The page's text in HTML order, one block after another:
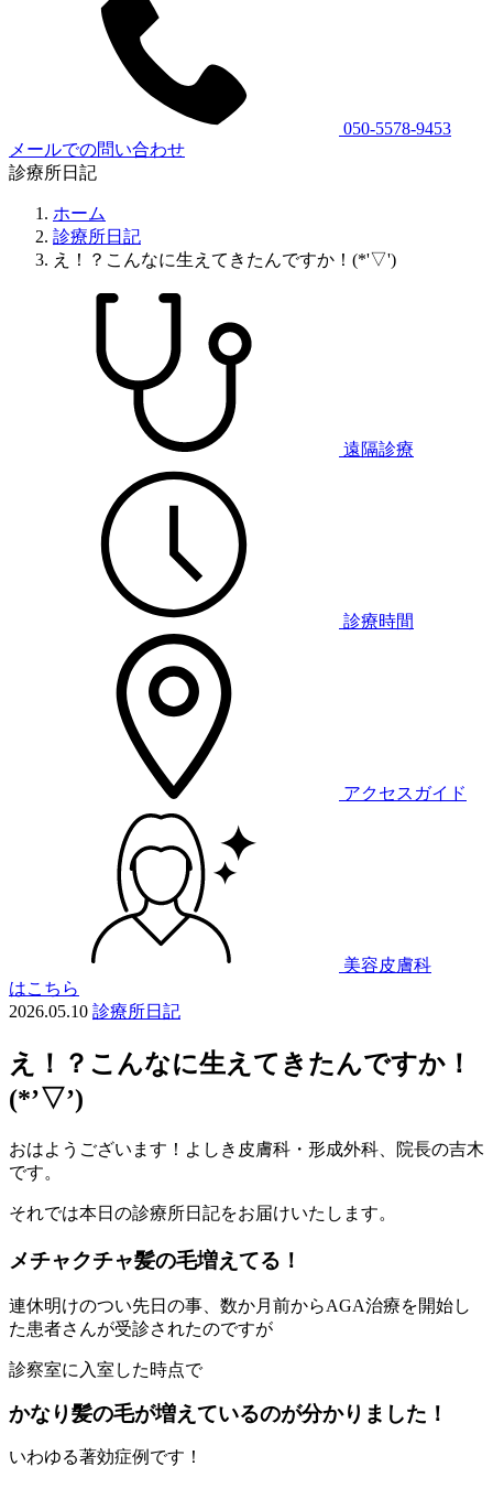
050-5578-9453
メールでの問い合わせ
診療所日記
ホーム
診療所日記
え！？こんなに生えてきたんですか！(*'▽')
遠隔診療
診療時間
アクセスガイド
美容皮膚科
はこちら
2026.05.10 診療所日記
え！？こんなに生えてきたんですか！
(*’▽’)
おはようございます！よしき皮膚科・形成外科、院長の吉木
です。
それでは本日の診療所日記をお届けいたします。
メチャクチャ髪の毛増えてる！
連休明けのつい先日の事、数か月前からAGA治療を開始し
た患者さんが受診されたのですが
診察室に入室した時点で
かなり髪の毛が増えているのが分かりました！
いわゆる著効症例です！